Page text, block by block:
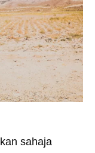
sahaja